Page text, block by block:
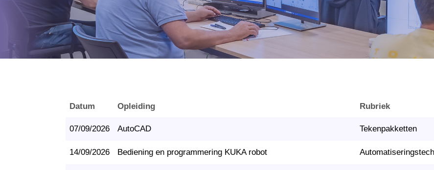
Datum Opleiding Rubriek
07/09/2026 AutoCAD Tekenpakketten
14/09/2026 Bediening en programmering KUKA robot